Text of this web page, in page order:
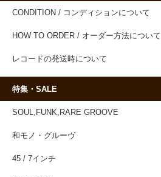
CONDITION / コンディションについて
HOW TO ORDER / オーダー方法について
レコードの発送時について
特集・SALE
SOUL,FUNK,RARE GROOVE
和モノ・グルーヴ
45 / 7インチ